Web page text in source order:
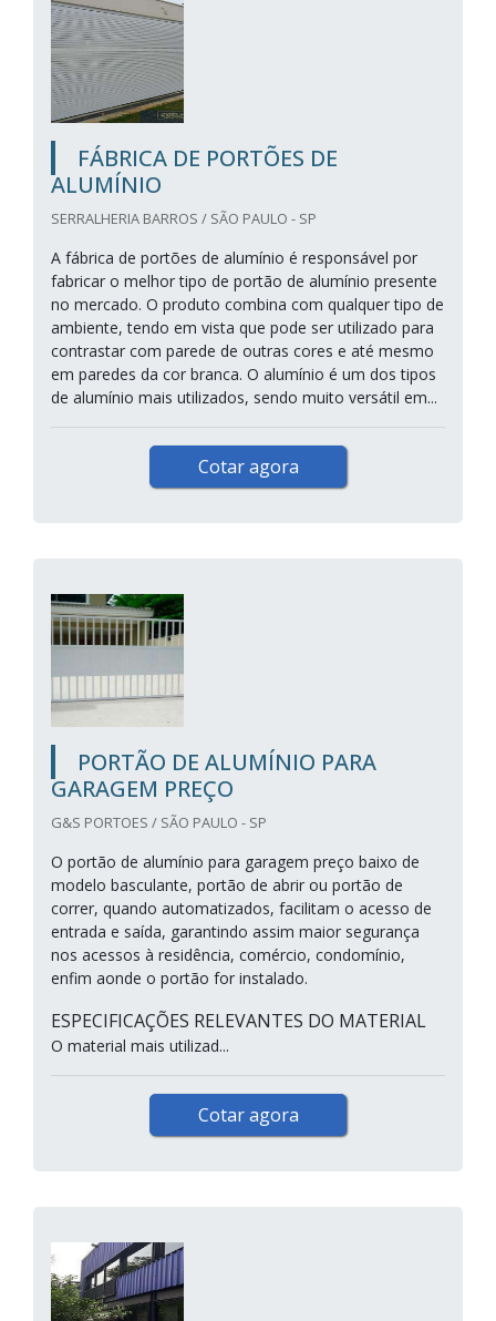
FÁBRICA DE PORTÕES DE
ALUMÍNIO
SERRALHERIA BARROS / SÃO PAULO - SP
A fábrica de portões de alumínio é responsável por
fabricar o melhor tipo de portão de alumínio presente
no mercado. O produto combina com qualquer tipo de
ambiente, tendo em vista que pode ser utilizado para
contrastar com parede de outras cores e até mesmo
em paredes da cor branca. O alumínio é um dos tipos
de alumínio mais utilizados, sendo muito versátil em...
Cotar agora
PORTÃO DE ALUMÍNIO PARA
GARAGEM PREÇO
G&S PORTOES / SÃO PAULO - SP
O portão de alumínio para garagem preço baixo de
modelo basculante, portão de abrir ou portão de
correr, quando automatizados, facilitam o acesso de
entrada e saída, garantindo assim maior segurança
nos acessos à residência, comércio, condomínio,
enfim aonde o portão for instalado.
ESPECIFICAÇÕES RELEVANTES DO MATERIAL
O material mais utilizad...
Cotar agora